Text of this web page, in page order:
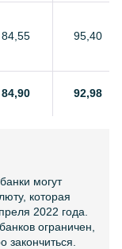
84,55 95,40
84,90 92,98
могут
которая
2022 года.
ограничен,